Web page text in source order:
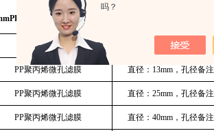
吗？
聚丙烯微孔滤膜 耐酸碱有机滤膜
名称 规格
PP聚丙烯微孔滤膜 直径：13mm，孔径备注
PP聚丙烯微孔滤膜 直径：25mm，孔径备注
PP聚丙烯微孔滤膜 直径：40mm，孔径备注